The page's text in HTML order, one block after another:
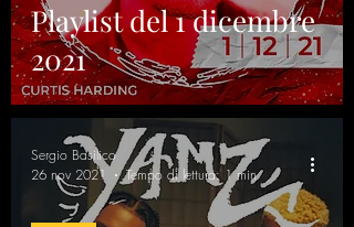
Playlist del 1 dicembre
2021
Sergio Basilico
26 nov 2021
Tempo di lettura: 1 min